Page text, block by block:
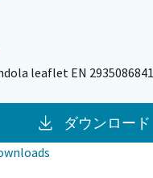
leaflet EN 2935086841
ダウンロード